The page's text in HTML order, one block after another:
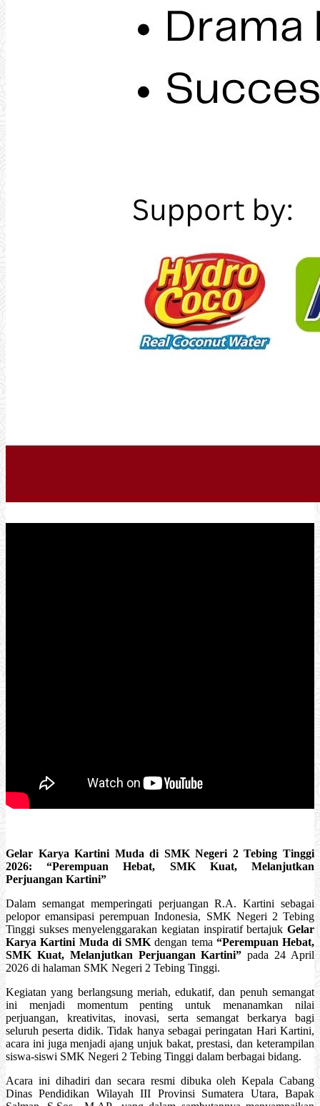
Gelar Karya Kartini Muda di SMK Negeri 2 Tebing Tinggi
2026: “Perempuan Hebat, SMK Kuat, Melanjutkan
Perjuangan Kartini”
Dalam semangat memperingati perjuangan R.A. Kartini sebagai
pelopor emansipasi perempuan Indonesia, SMK Negeri 2 Tebing
Tinggi sukses menyelenggarakan kegiatan inspiratif bertajuk Gelar
Karya Kartini Muda di SMK dengan tema “Perempuan Hebat,
SMK Kuat, Melanjutkan Perjuangan Kartini” pada 24 April
2026 di halaman SMK Negeri 2 Tebing Tinggi.
Kegiatan yang berlangsung meriah, edukatif, dan penuh semangat
ini menjadi momentum penting untuk menanamkan nilai
perjuangan, kreativitas, inovasi, serta semangat berkarya bagi
seluruh peserta didik. Tidak hanya sebagai peringatan Hari Kartini,
acara ini juga menjadi ajang unjuk bakat, prestasi, dan keterampilan
siswa-siswi SMK Negeri 2 Tebing Tinggi dalam berbagai bidang.
Acara ini dihadiri dan secara resmi dibuka oleh Kepala Cabang
Dinas Pendidikan Wilayah III Provinsi Sumatera Utara, Bapak